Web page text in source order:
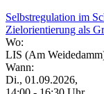
Selbstregulation im
Zielorientierung als
Wo:
LIS (Am
Wann:
Di., 01.09.2026,